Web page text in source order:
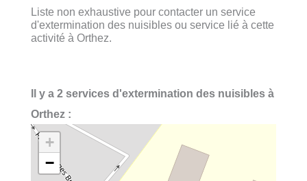
Liste non exhaustive pour contacter un service
d'extermination des nuisibles ou service lié à cette
activité à Orthez.
Il y a 2 services d'extermination des nuisibles à
Orthez :
+
−